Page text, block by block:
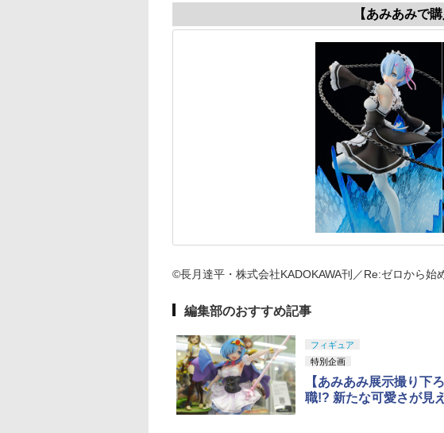
【あみあみで購
©長月達平・株式会社KADOKAWA刊／Re:ゼロから始
編集部のおすすめ記事
フィギュア
特別企画
【あみあみ展示撮り下
職!? 新たな可愛さが見